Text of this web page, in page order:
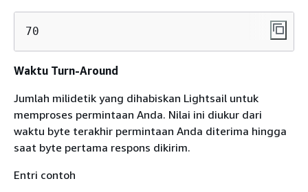
70
Waktu Turn-Around
Jumlah milidetik yang dihabiskan Lightsail untuk
memproses permintaan Anda. Nilai ini diukur dari
waktu byte terakhir permintaan Anda diterima hingga
saat byte pertama respons dikirim.
Entri contoh